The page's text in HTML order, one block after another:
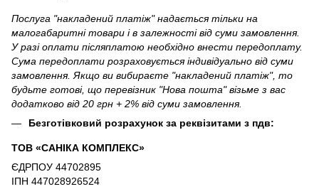
Послуга "накладений платіж" надається тільки на
малогабаритні товари і в залежності від суми замовлення.
У разі оплати післяплатою необхідно внести передоплату.
Сума передоплати розраховується індивідуально від суми
замовлення. Якщо ви вибираєте "накладений платіж", то
будьте готові, що перевізник "Нова пошта" візьме з вас
додатково від 20 грн + 2% від суми замовлення.
Безготівковий розрахунок за реквізитами з пдв:
ТОВ «САНІКА КОМПЛЕКС»
ЄДРПОУ 44702895
ІПН 447028926524